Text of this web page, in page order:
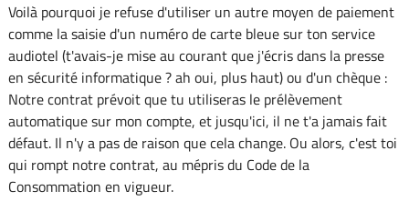
Voilà pourquoi je refuse d'utiliser un autre moyen de paiement
comme la saisie d'un numéro de carte bleue sur ton service
audiotel (t'avais-je mise au courant que j'écris dans la presse
en sécurité informatique ? ah oui, plus haut) ou d'un chèque :
Notre contrat prévoit que tu utiliseras le prélèvement
automatique sur mon compte, et jusqu'ici, il ne t'a jamais fait
défaut. Il n'y a pas de raison que cela change. Ou alors, c'est toi
qui rompt notre contrat, au mépris du Code de la
Consommation en vigueur.